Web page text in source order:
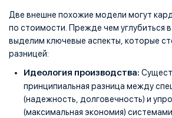
Две внешне похожие модели могут
по стоимости. Прежде чем углубиться
выделим ключевые аспекты, которые
разницей:
Идеология производства:
принципиальная разница между
(надежность, долговечность) и
(максимальная экономия) системами.